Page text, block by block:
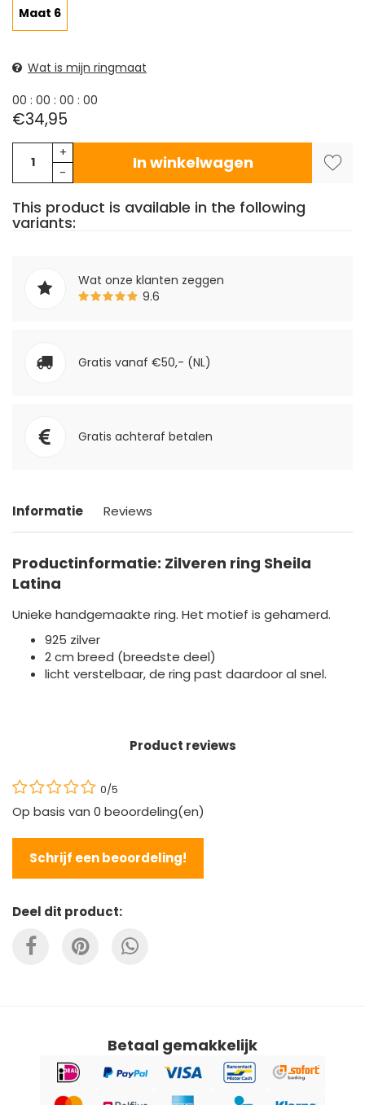
Maat 6
Wat is mijn ringmaat
00 : 00 : 00 : 00
€34,95
+
-
In winkelwagen
This product is available in the following
variants:
Wat onze klanten zeggen
9.6
Gratis vanaf €50,- (NL)
Gratis achteraf betalen
Informatie Reviews
Productinformatie: Zilveren ring Sheila
Latina
Unieke handgemaakte ring. Het motief is gehamerd.
925 zilver
2 cm breed (breedste deel)
licht verstelbaar, de ring past daardoor al snel.
Product reviews
0/5
Op basis van 0 beoordeling(en)
Schrijf een beoordeling!
Deel dit product:
Betaal gemakkelijk